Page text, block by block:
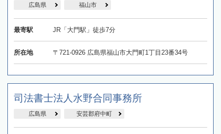
広島県 福山市
最寄駅 JR「大門駅」徒歩7分
所在地 〒721-0926 広島県福山市大門町1丁目23番34号
司法書士法人水野合同事務所
広島県 安芸郡府中町